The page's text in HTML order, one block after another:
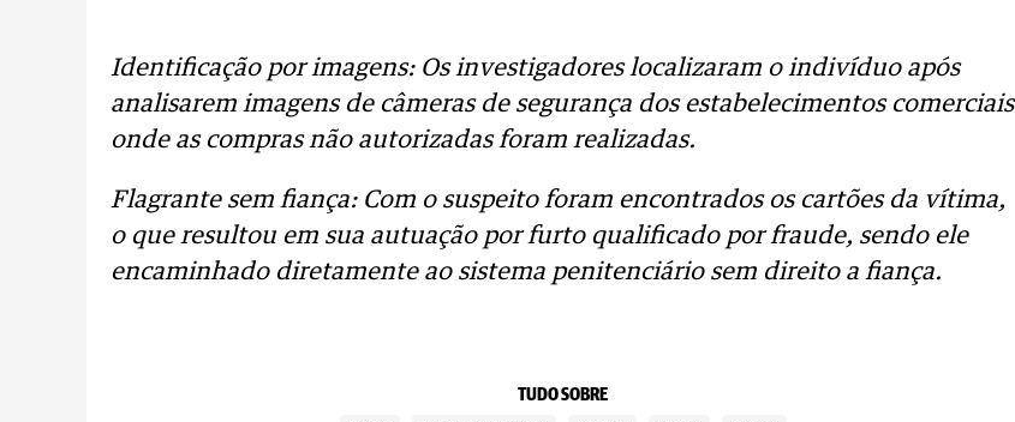
Identificação por imagens: Os investigadores localizaram o indivíduo após
analisarem imagens de câmeras de segurança dos estabelecimentos comerciais
onde as compras não autorizadas foram realizadas.
Flagrante sem fiança: Com o suspeito foram encontrados os cartões da vítima,
o que resultou em sua autuação por furto qualificado por fraude, sendo ele
encaminhado diretamente ao sistema penitenciário sem direito a fiança.
TUDO SOBRE